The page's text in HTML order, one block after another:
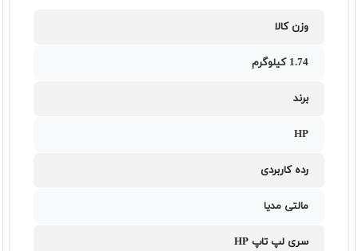
وزن کالا
1.74 کیلوگرم
برند
HP
رده کاربردی
مالتی مدیا
سری لپ تاپ HP